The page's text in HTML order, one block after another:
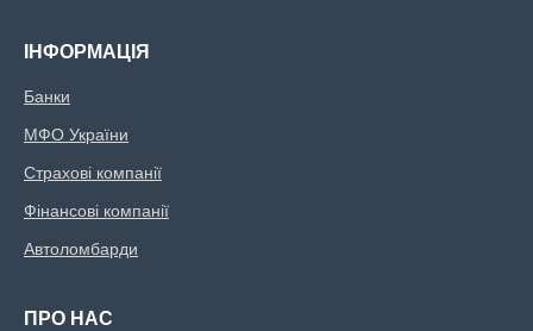
ІНФОРМАЦІЯ
Банки
МФО України
Страхові компанії
Фінансові компанії
Автоломбарди
ПРО НАС